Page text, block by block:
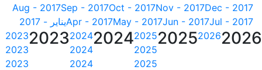
Dec - 2017
Nov - 2017
Oct - 2017
Sep - 2017
Aug - 2017
Jul - 2017
Jun - 2017
May - 2017
Apr - 2017يناير - 2017
2026
2026
2025
2025
2025
2025
2024
2024
2024
2024
2023
2023
2023
2023